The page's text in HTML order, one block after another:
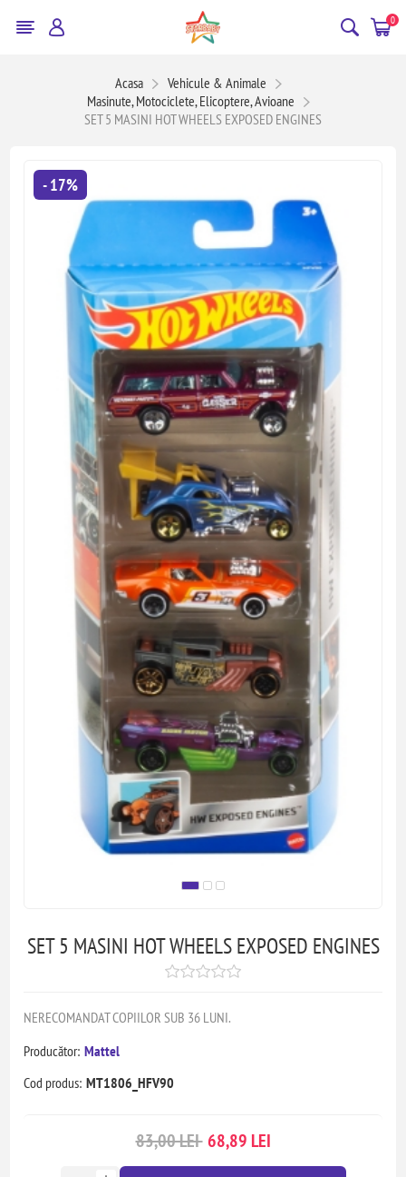
0
Acasa
Vehicule & Animale
Masinute, Motociclete, Elicoptere, Avioane
SET 5 MASINI HOT WHEELS EXPOSED ENGINES
- 17%
SET 5 MASINI HOT WHEELS EXPOSED ENGINES
NERECOMANDAT COPIILOR SUB 36 LUNI.
Producător: Mattel
Cod produs: MT1806_HFV90
83,00 LEI 68,89 LEI